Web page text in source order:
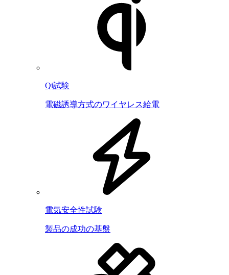
Qi試験
電磁誘導方式のワイヤレス給電
電気安全性試験
製品の成功の基盤